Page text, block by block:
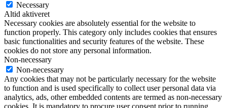
Necessary
Altid aktiveret
Necessary cookies are absolutely essential for the website to
function properly. This category only includes cookies that ensures
basic functionalities and security features of the website. These
cookies do not store any personal information.
Non-necessary
Non-necessary
Any cookies that may not be particularly necessary for the website
to function and is used specifically to collect user personal data via
analytics, ads, other embedded contents are termed as non-necessary